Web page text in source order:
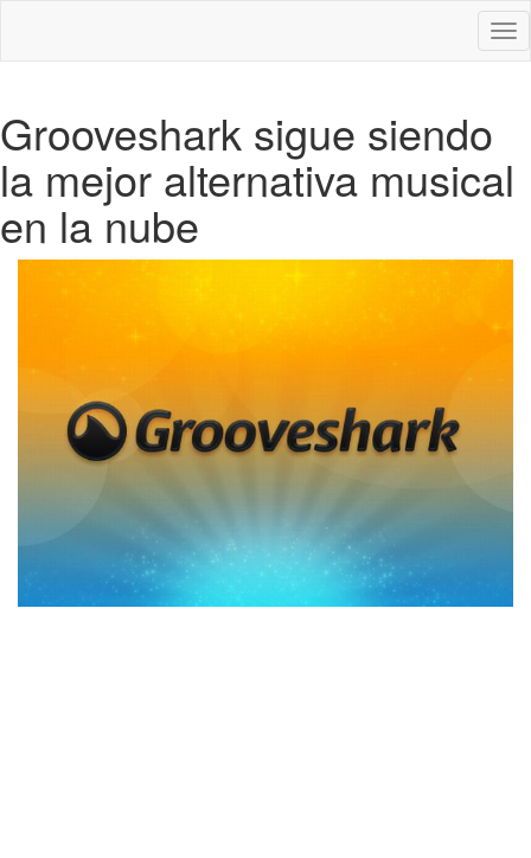
Grooveshark sigue siendo
la mejor alternativa musical
en la nube